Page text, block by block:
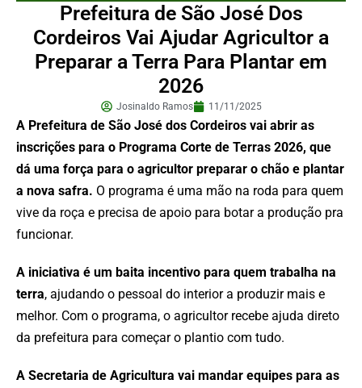
Prefeitura de São José Dos
Cordeiros Vai Ajudar Agricultor a
Preparar a Terra Para Plantar em
2026
Josinaldo Ramos 11/11/2025
A Prefeitura de São José dos Cordeiros vai abrir as
inscrições para o Programa Corte de Terras 2026, que
dá uma força para o agricultor preparar o chão e plantar
a nova safra. O programa é uma mão na roda para quem
vive da roça e precisa de apoio para botar a produção pra
funcionar.
A iniciativa é um baita incentivo para quem trabalha na
terra, ajudando o pessoal do interior a produzir mais e
melhor. Com o programa, o agricultor recebe ajuda direto
da prefeitura para começar o plantio com tudo.
A Secretaria de Agricultura vai mandar equipes para as